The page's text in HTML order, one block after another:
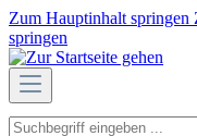
Zum Hauptinhalt springen
springen